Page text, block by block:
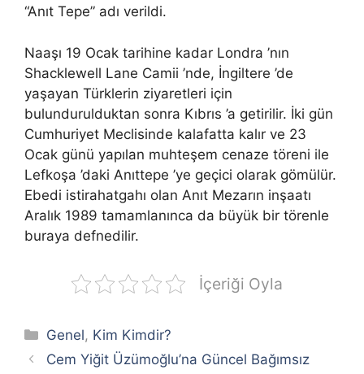
“Anıt Tepe” adı verildi.
Naaşı 19 Ocak tarihine kadar Londra ’nın
Shacklewell Lane Camii ’nde, İngiltere ’de
yaşayan Türklerin ziyaretleri için
bulundurulduktan sonra Kıbrıs ’a getirilir. İki gün
Cumhuriyet Meclisinde kalafatta kalır ve 23
Ocak günü yapılan muhteşem cenaze töreni ile
Lefkoşa ’daki Anıttepe ’ye geçici olarak gömülür.
Ebedi istirahatgahı olan Anıt Mezarın inşaatı
Aralık 1989 tamamlanınca da büyük bir törenle
buraya defnedilir.
İçeriği Oyla
Kategoriler
Genel, Kim Kimdir?
Cem Yiğit Üzümoğlu’na Güncel Bağımsız